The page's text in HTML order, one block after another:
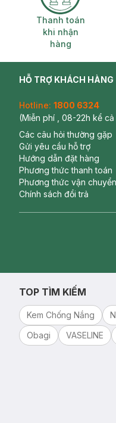
Thanh toán
Thanh toán
khi nhận
hàng
HỖ TRỢ KHÁCH HÀNG
Hotline: 1800 6324
(Miễn phí , 08-22h kể cả
Các câu hỏi thường gặp
Gửi yêu cầu hỗ trợ
Hướng dẫn đặt hàng
Phương thức thanh toán
Phương thức vận chuyển
Chính sách đổi trả
TOP TÌM KIẾM
Kem Chống Nắng
Obagi
VASELINE